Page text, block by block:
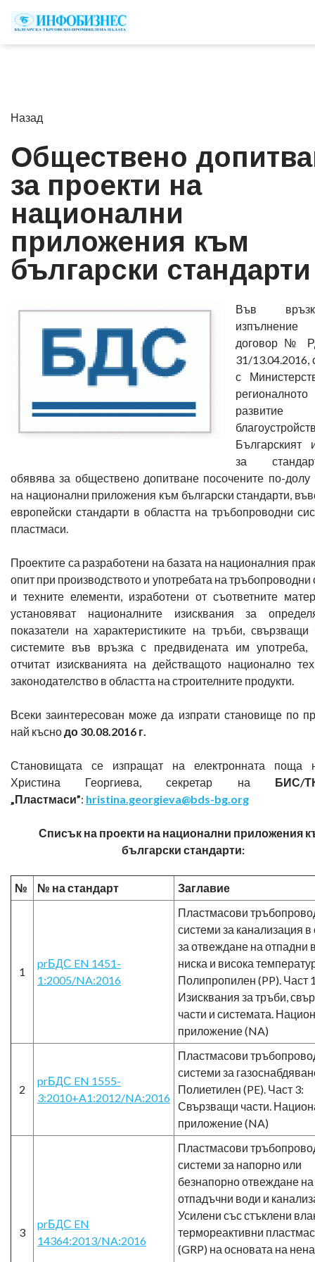
Назад
Обществено
за проекти на
национални
приложения към
български стандарти
Във
договор №
31/13.04.2016,
с
регионалното
Българският
за
обявява за обществено допитване посочените по-долу
на национални приложения към български стандарти,
европейски стандарти в областта на тръбопроводни
пластмаси.
Проектите са разработени на базата на националния
опит при производството и употребата на тръбопроводни
и техните елементи, изработени от съответните
установяват националните изисквания за
показатели на характеристиките на тръби, свързващи
системите във връзка с предвидената им употреба,
отчитат изискванията на действащото национално
законодателство в областта на строителните продукти.
Всеки заинтересован може да изпрати становище по
най къснодо 30.08.2016 г.
Становищата се изпращат на електронната поща
Христина Георгиева, секретар на БИС/
„Пластмаси”: hristina.georgieva@bds-bg.org
Списък на проекти на национални приложения
български стандарти:
№ № на стандарт Заглавие
1
prБДС EN 1451-
1:2005/NA:2016
Пластмасови
системи за канализация в
за отвеждане на отпадни
ниска и висока
Полипропилен (PP). Част
Изисквания за тръби,
части и системата.
приложение (NA)
2
prБДС EN 1555-
3:2010+A1:2012/NA:2016
Пластмасови
системи за
Полиетилен (PE). Част 3:
Свързващи части.
приложение (NA)
3
prБДС EN
14364:2013/NA:2016
Пластмасови
системи за напорно или
безнапорно отвеждане на
отпадъчни води и
Усилени със стъклени
термореактивни
(GRP) на основата на